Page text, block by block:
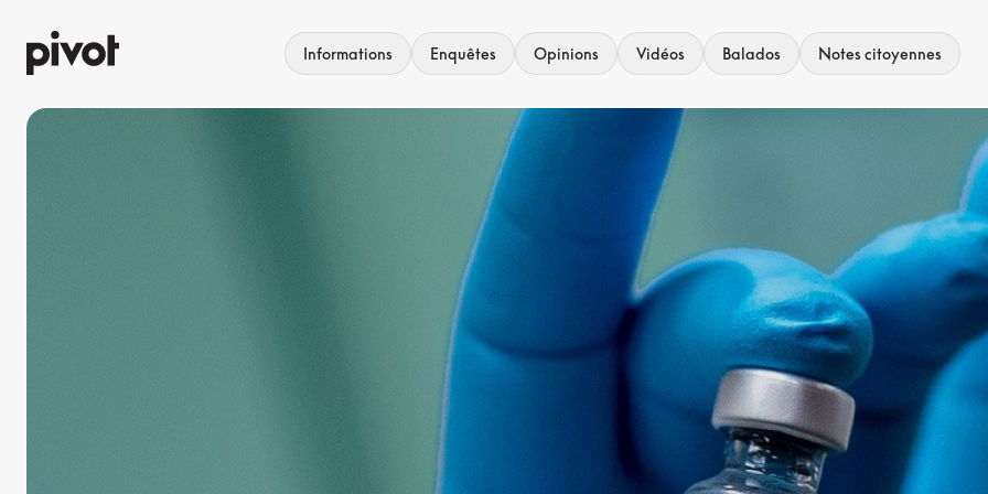
au
contenu
Informations Enquêtes Opinions Vidéos Balados Notes citoyennes